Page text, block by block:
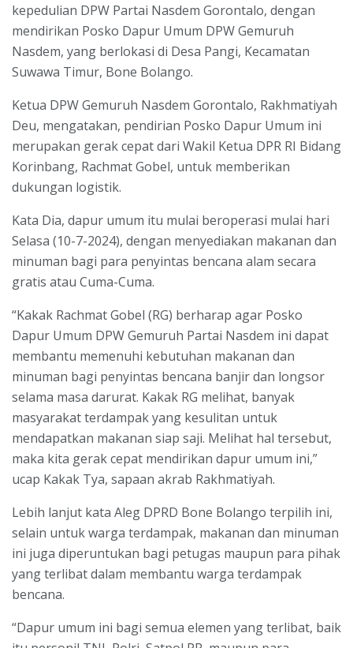
kepedulian DPW Partai Nasdem Gorontalo, dengan
mendirikan Posko Dapur Umum DPW Gemuruh
Nasdem, yang berlokasi di Desa Pangi, Kecamatan
Suwawa Timur, Bone Bolango.
Ketua DPW Gemuruh Nasdem Gorontalo, Rakhmatiyah
Deu, mengatakan, pendirian Posko Dapur Umum ini
merupakan gerak cepat dari Wakil Ketua DPR RI Bidang
Korinbang, Rachmat Gobel, untuk memberikan
dukungan logistik.
Kata Dia, dapur umum itu mulai beroperasi mulai hari
Selasa (10-7-2024), dengan menyediakan makanan dan
minuman bagi para penyintas bencana alam secara
gratis atau Cuma-Cuma.
“Kakak Rachmat Gobel (RG) berharap agar Posko
Dapur Umum DPW Gemuruh Partai Nasdem ini dapat
membantu memenuhi kebutuhan makanan dan
minuman bagi penyintas bencana banjir dan longsor
selama masa darurat. Kakak RG melihat, banyak
masyarakat terdampak yang kesulitan untuk
mendapatkan makanan siap saji. Melihat hal tersebut,
maka kita gerak cepat mendirikan dapur umum ini,”
ucap Kakak Tya, sapaan akrab Rakhmatiyah.
Lebih lanjut kata Aleg DPRD Bone Bolango terpilih ini,
selain untuk warga terdampak, makanan dan minuman
ini juga diperuntukan bagi petugas maupun para pihak
yang terlibat dalam membantu warga terdampak
bencana.
“Dapur umum ini bagi semua elemen yang terlibat, baik